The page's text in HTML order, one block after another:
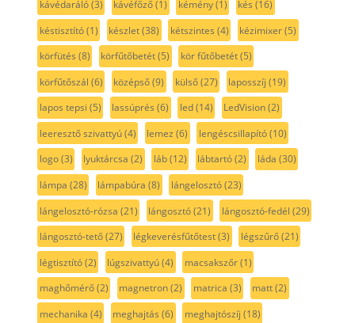
kávédaráló(3) kávéfőző(1) kémény(1) kés (16)
késtisztító(1) készlet(38) kétszintes (4) kézimixer(5)
körfütés (8) körfűtőbetét(5) kör fűtőbetét(5)
körfűtőszál (6) középső(9) külső(27) laposszíj (19)
lapos tepsi (5) lassúprés (6) led(14) LedVision(2)
leeresztő szivattyú(4) lemez (6) lengéscsillapító(10)
logo(3) lyuktárcsa (2) láb(12) lábtartó(2) láda (30)
lámpa (28) lámpabúra (8) lángelosztó(23)
lángelosztó-rózsa (21) lángosztó(21) lángosztó-fedél (29)
lángosztó-tető(27) légkeverésfűtőtest(3) légszűrő(21)
légtisztító(2) lúgszivattyú(4) macsakszőr(1)
maghőmérő(2) magnetron(2) matrica (3) matt(2)
mechanika (4) meghajtás (6) meghajtószíj (18)